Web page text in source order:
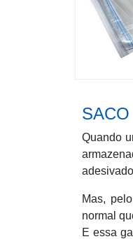
Quando
Mas,
normal
E essa